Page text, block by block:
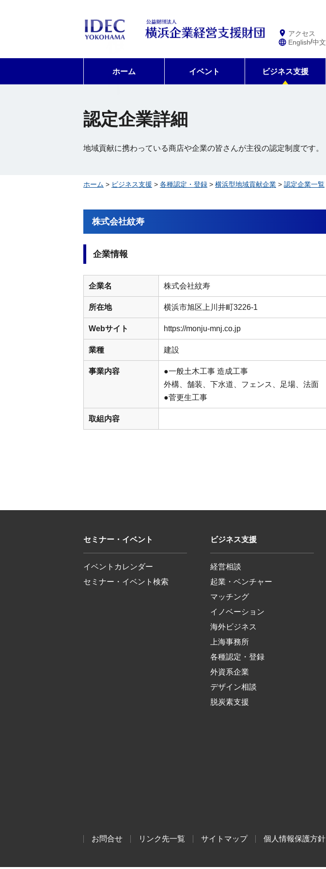
アクセス
English/中文
ホーム イベント ビジネス支援
認定企業詳細
地域貢献に携わっている商店や企業の皆さんが主役の認定制度です。
ホーム > ビジネス支援 > 各種認定・登録 > 横浜型地域貢献企業 > 認定企業一覧
株式会社紋寿
企業情報
企業名 株式会社紋寿
所在地 横浜市旭区上川井町3226-1
Webサイト https://monju-mnj.co.jp
業種 建設
事業内容
●一般土木工事 造成工事
外構、舗装、下水道、フェンス、足場、法面
●菅更生工事
取組内容
セミナー・イベント
イベントカレンダー
セミナー・イベント検索
ビジネス支援
経営相談
起業・ベンチャー
マッチング
イノベーション
海外ビジネス
上海事務所
各種認定・登録
外資系企業
デザイン相談
脱炭素支援
お問合せ リンク先一覧 サイトマップ 個人情報保護方針